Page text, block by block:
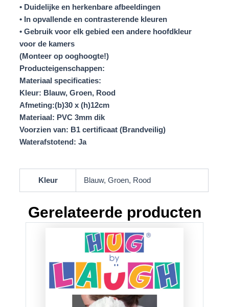
• Duidelijke en herkenbare afbeeldingen
• In opvallende en contrasterende kleuren
• Gebruik voor elk gebied een andere hoofdkleur
voor de kamers
(Monteer op ooghoogte!)
Producteigenschappen:
Materiaal specificaties:
Kleur: Blauw, Groen, Rood
Afmeting:(b)30 x (h)12cm
Materiaal: PVC 3mm dik
Voorzien van: B1 certificaat (Brandveilig)
Waterafstotend: Ja
Kleur Blauw, Groen, Rood
Gerelateerde producten